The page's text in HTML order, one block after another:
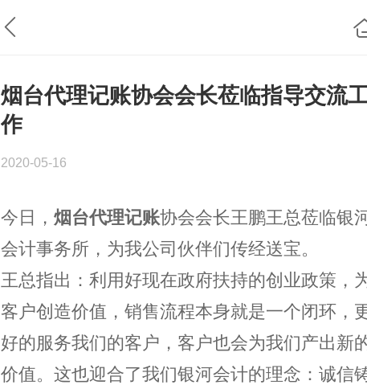
烟台代理记账协会会长莅临指导交流
作
2020-05-16
今日， 烟台代理记账协会会长王鹏王总莅临银
会计事务所，为我公司伙伴们传经送宝。
王总指出：利用好现在政府扶持的创业政策，
客户创造价值，销售流程本身就是一个闭环，
好的服务我们的客户，客户也会为我们产出新
价值。这也迎合了我们银河会计的理念：诚信